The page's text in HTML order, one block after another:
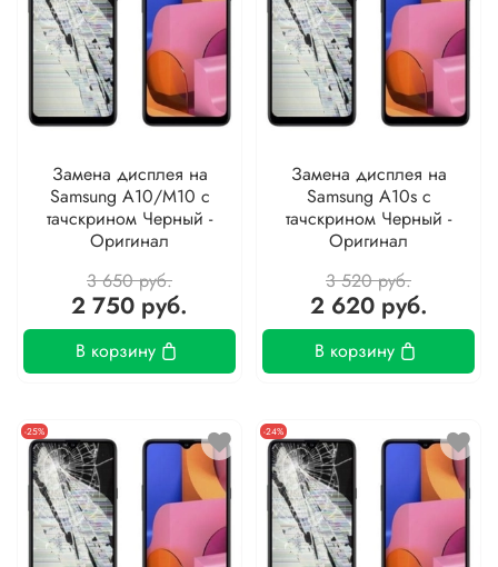
Замена дисплея на
Samsung A10/M10 с
тачскрином Черный -
Оригинал
3 650 руб.
2 750 руб.
В корзину
Замена дисплея на
Samsung A10s с
тачскрином Черный -
Оригинал
3 520 руб.
2 620 руб.
В корзину
-25% -24%